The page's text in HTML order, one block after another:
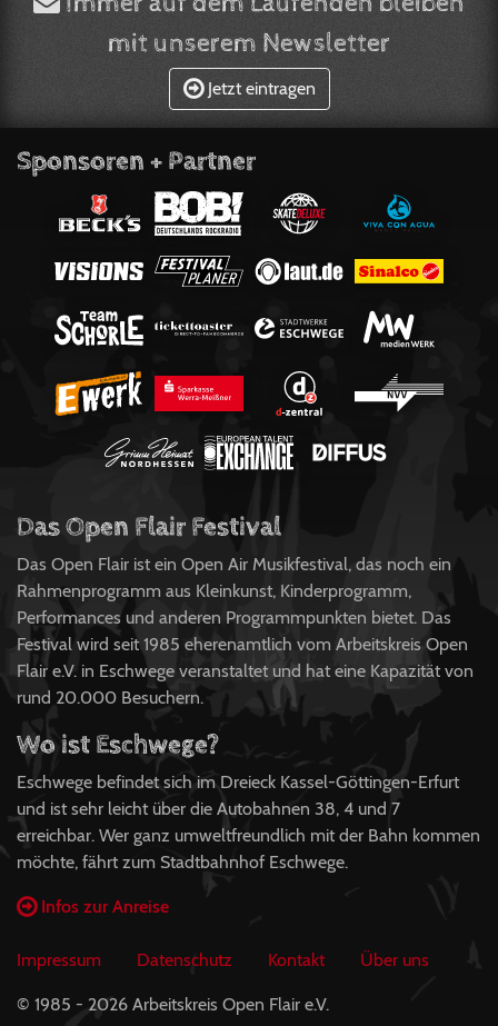
mit unserem Newsletter
Jetzt eintragen
Sponsoren + Partner
Das Open Flair Festival
Das Open Flair ist ein Open Air Musikfestival, das noch ein
Rahmenprogramm aus Kleinkunst, Kinderprogramm,
Performances und anderen Programmpunkten bietet. Das
Festival wird seit 1985 eherenamtlich vom Arbeitskreis Open
Flair e.V. in Eschwege veranstaltet und hat eine Kapazität von
rund 20.000 Besuchern.
Wo ist Eschwege?
Eschwege befindet sich im Dreieck Kassel-Göttingen-Erfurt
und ist sehr leicht über die Autobahnen 38, 4 und 7
erreichbar. Wer ganz umweltfreundlich mit der Bahn kommen
möchte, fährt zum Stadtbahnhof Eschwege.
Infos zur Anreise
Impressum Datenschutz Kontakt Über uns
© 1985 - 2026 Arbeitskreis Open Flair e.V.